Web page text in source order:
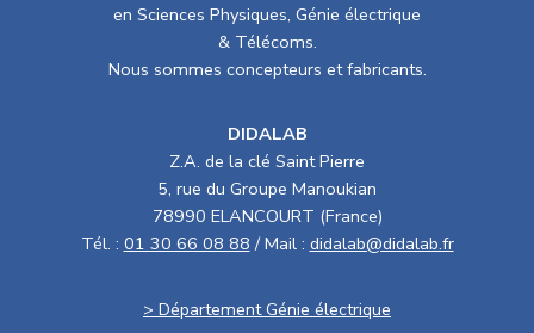
en Sciences Physiques, Génie électrique
& Télécoms.
Nous sommes concepteurs et fabricants.
DIDALAB
Z.A. de la clé Saint Pierre
5, rue du Groupe Manoukian
78990 ELANCOURT (France)
Tél. : 01 30 66 08 88 / Mail : didalab@didalab.fr
> Département Génie électrique